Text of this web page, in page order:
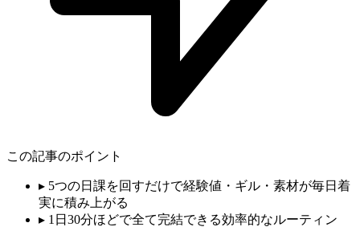
この記事のポイント
▸ 5つの日課を回すだけで経験値・ギル・素材が毎日着
実に積み上がる
▸ 1日30分ほどで全て完結できる効率的なルーティン